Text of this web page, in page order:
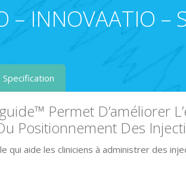
– INNOVAATIO –
Specification
Permet D’améliorer
Positionnement Des
qui aide les cliniciens à administrer des